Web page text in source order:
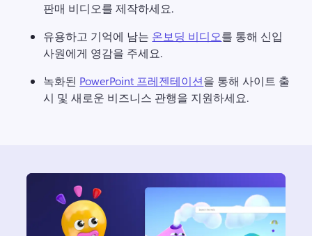
판매 비디오를 제작하세요.
유용하고 기억에 남는 온보딩 비디오를 통해 신입
사원에게 영감을 주세요.
녹화된 PowerPoint 프레젠테이션을 통해 사이트 출
시 및 새로운 비즈니스 관행을 지원하세요.